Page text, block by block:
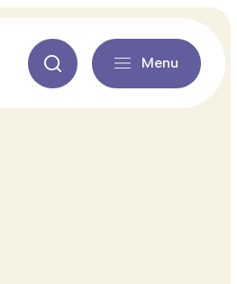
Menu